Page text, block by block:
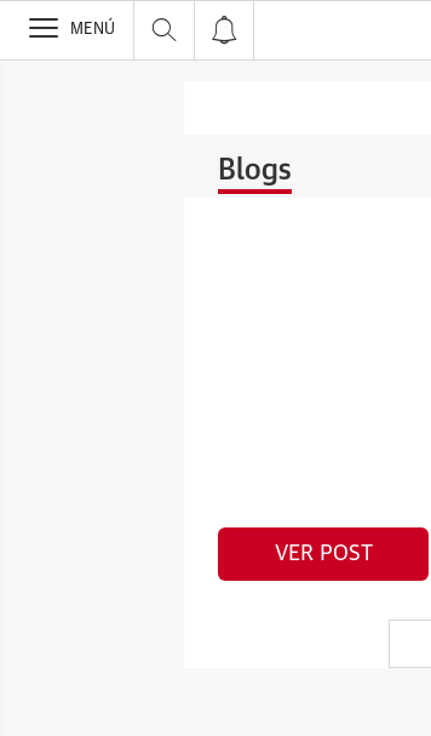
>
MENÚ
Blogs
VER POST